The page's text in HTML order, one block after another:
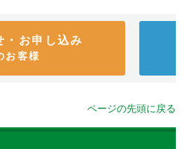
・お申し込み
お客様
ページの先頭に戻る